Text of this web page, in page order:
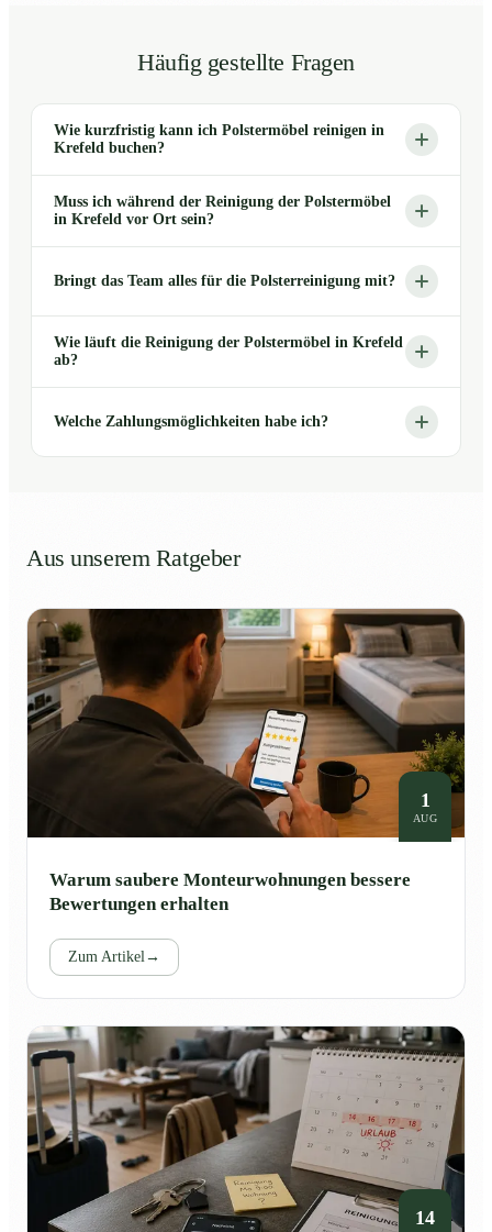
Häufig gestellte Fragen
Wie kurzfristig kann ich Polstermöbel reinigen in
Krefeld buchen?
Muss ich während der Reinigung der Polstermöbel
in Krefeld vor Ort sein?
Bringt das Team alles für die Polsterreinigung mit?
Wie läuft die Reinigung der Polstermöbel in Krefeld
ab?
Welche Zahlungsmöglichkeiten habe ich?
Aus unserem Ratgeber
1
AUG
Warum saubere Monteurwohnungen bessere
Bewertungen erhalten
Zum Artikel→
14